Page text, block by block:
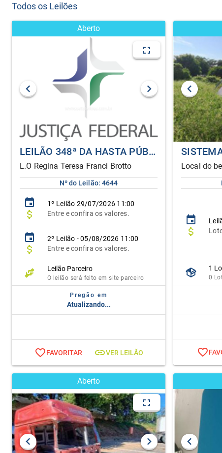
Todos os Leilões
Aberto
LEILÃO 348ª DA HASTA PÚBLICA UNIFICADA DA JUSTIÇA FEDERAL DE SÃO PAULO
L.O Regina Teresa Franci Brotto
Nº do Leilão: 4644
1º Leilão 29/07/2026 11:00
Entre e confira os valores.
2º Leilão - 05/08/2026 11:00
Entre e confira os valores.
Leilão Parceiro
O leilão será feito em site parceiro
Pregão em
Atualizando...
FAVORITAR VER LEILÃO
Local do
1
0
Aberto